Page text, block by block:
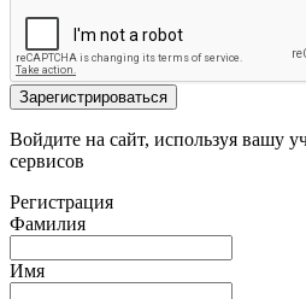
Зарегистрироваться
Войдите на сайт, используя вашу
сервисов
Регистрация
Фамилия
Имя